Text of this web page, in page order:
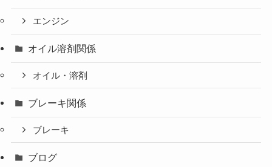
エンジン
オイル溶剤関係
オイル・溶剤
ブレーキ関係
ブレーキ
ブログ